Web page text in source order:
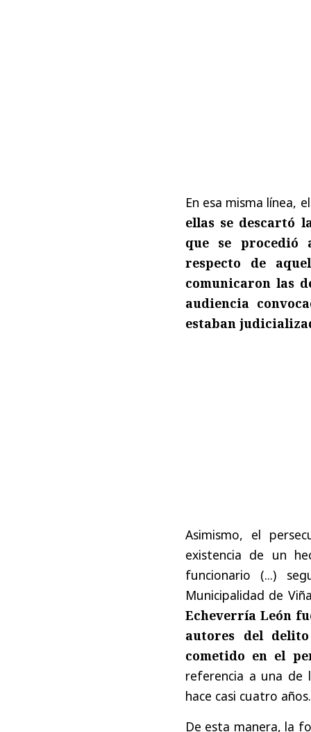
En esa misma línea,
ellas se descartó
que se procedió
respecto de
comunicaron las
audiencia
estaban
Asimismo, el
existencia de un
funcionario (...)
Municipalidad de
Echeverría León
autores del
cometido en el
referencia a una de
hace casi cuatro años.
De esta manera, la